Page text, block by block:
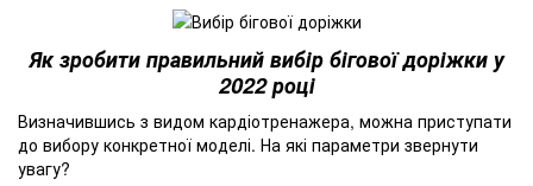
Як зробити правильний вибір бігової доріжки у
2022 році
Визначившись з видом кардіотренажера, можна приступати
до вибору конкретної моделі. На які параметри звернути
увагу?